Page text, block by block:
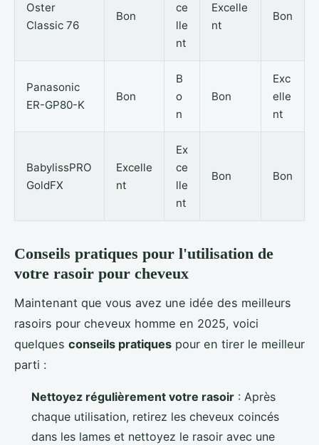
Oster
Classic 76
Bon
ce
lle
nt
Excelle
nt
Bon
Panasonic
ER-GP80-K
Bon
B
o
n
Bon
Exc
elle
nt
BabylissPRO
GoldFX
Excelle
nt
Ex
ce
lle
nt
Bon Bon
Conseils pratiques pour l'utilisation de
votre rasoir pour cheveux
Maintenant que vous avez une idée des meilleurs
rasoirs pour cheveux homme en 2025, voici
quelques conseils pratiques pour en tirer le meilleur
parti :
Nettoyez régulièrement votre rasoir : Après
chaque utilisation, retirez les cheveux coincés
dans les lames et nettoyez le rasoir avec une